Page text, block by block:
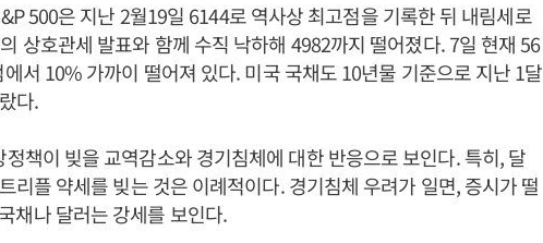
500은 지난 2월19일 6144로 역사상 최고점을 기록한 뒤 내림세로
상호관세 발표와 함께 수직 낙하해 4982까지 떨어졌다. 7일 현재 56
서 10% 가까이 떨어져 있다. 미국 국채도 10년물 기준으로 지난 1달
다.
책이 빚을 교역감소와 경기침체에 대한 반응으로 보인다. 특히, 달
리플 약세를 빚는 것은 이례적이다. 경기침체 우려가 일면, 증시가 떨
채나 달러는 강세를 보인다.